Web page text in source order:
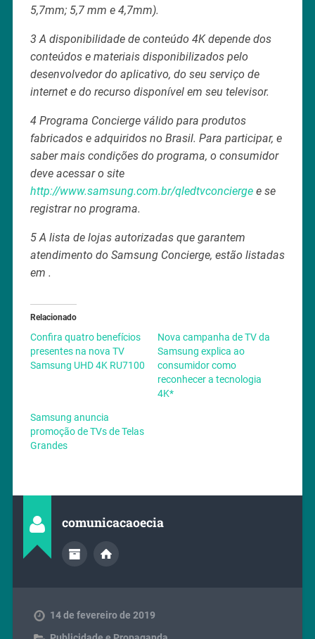
5,7mm; 5,7 mm e 4,7mm).
3 A disponibilidade de conteúdo 4K depende dos
conteúdos e materiais disponibilizados pelo
desenvolvedor do aplicativo, do seu serviço de
internet e do recurso disponível em seu televisor.
4 Programa Concierge válido para produtos
fabricados e adquiridos no Brasil. Para participar, e
saber mais condições do programa, o consumidor
deve acessar o site
http://www.samsung.com.br/qledtvconciergee se
registrar no programa.
5 A lista de lojas autorizadas que garantem
atendimento do Samsung Concierge, estão listadas
em .
Relacionado
Confira quatro benefícios
presentes na nova TV
Samsung UHD 4K RU7100
Nova campanha de TV da
Samsung explica ao
consumidor como
reconhecer a tecnologia
4K*
Samsung anuncia
promoção de TVs de Telas
Grandes
comunicacaoecia
14 de fevereiro de 2019